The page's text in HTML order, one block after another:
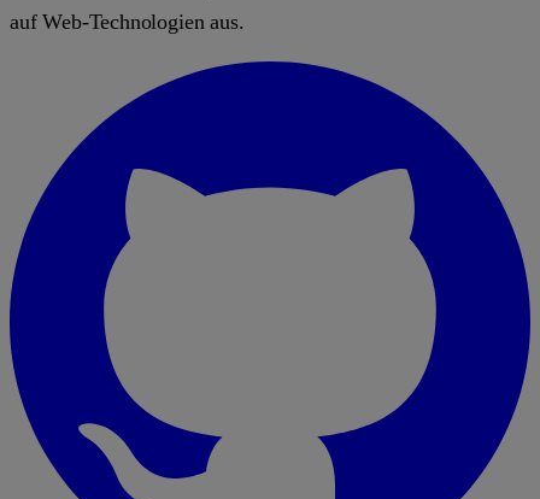
auf Web-Technologien aus.